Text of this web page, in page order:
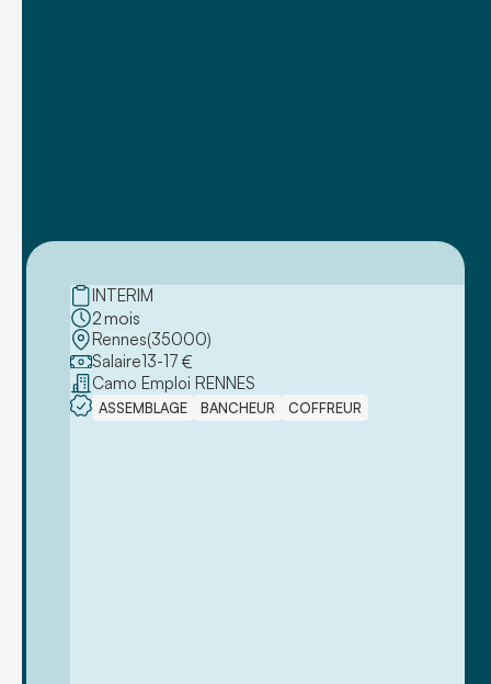
INTERIM
2mois
Rennes(35000)
Salaire13-17 €
Camo Emploi RENNES
ASSEMBLAGE BANCHEUR COFFREUR